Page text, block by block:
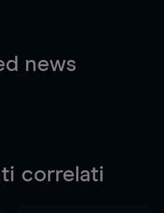
news
correlati